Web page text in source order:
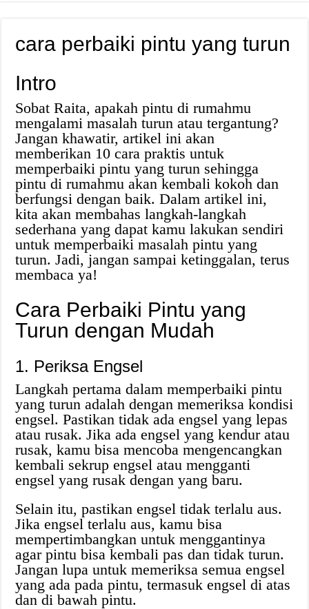
cara perbaiki pintu yang turun
Intro
Sobat Raita, apakah pintu di rumahmu
mengalami masalah turun atau tergantung?
Jangan khawatir, artikel ini akan
memberikan 10 cara praktis untuk
memperbaiki pintu yang turun sehingga
pintu di rumahmu akan kembali kokoh dan
berfungsi dengan baik. Dalam artikel ini,
kita akan membahas langkah-langkah
sederhana yang dapat kamu lakukan sendiri
untuk memperbaiki masalah pintu yang
turun. Jadi, jangan sampai ketinggalan, terus
membaca ya!
Cara Perbaiki Pintu yang
Turun dengan Mudah
1. Periksa Engsel
Langkah pertama dalam memperbaiki pintu
yang turun adalah dengan memeriksa kondisi
engsel. Pastikan tidak ada engsel yang lepas
atau rusak. Jika ada engsel yang kendur atau
rusak, kamu bisa mencoba mengencangkan
kembali sekrup engsel atau mengganti
engsel yang rusak dengan yang baru.
Selain itu, pastikan engsel tidak terlalu aus.
Jika engsel terlalu aus, kamu bisa
mempertimbangkan untuk menggantinya
agar pintu bisa kembali pas dan tidak turun.
Jangan lupa untuk memeriksa semua engsel
yang ada pada pintu, termasuk engsel di atas
dan di bawah pintu.